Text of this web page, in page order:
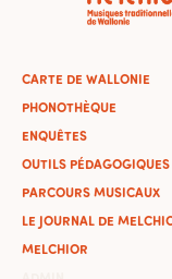
CARTE DE WALLONIE
PHONOTHÈQUE
ENQUÊTES
OUTILS PÉDAGOGIQUES
PARCOURS MUSICAUX
LE JOURNAL DE
MELCHIOR